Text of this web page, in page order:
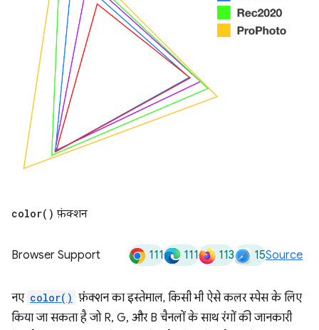
color( ) फ़ंक्शन
Browser Support 111 111 113 15Source
नए color() फ़ंक्शन का इस्तेमाल, किसी भी ऐसे कलर स्पेस के लिए
किया जा सकता है जो R, G, और B चैनलों के साथ रंगों की जानकारी